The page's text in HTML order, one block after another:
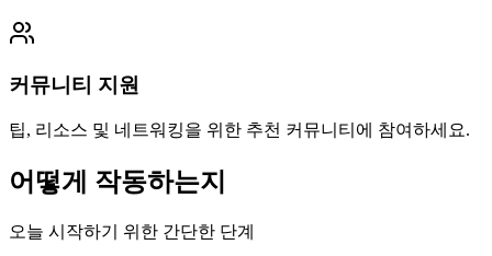
커뮤니티 지원
팁, 리소스 및 네트워킹을 위한 추천 커뮤니티에 참여하세요.
어떻게 작동하는지
오늘 시작하기 위한 간단한 단계